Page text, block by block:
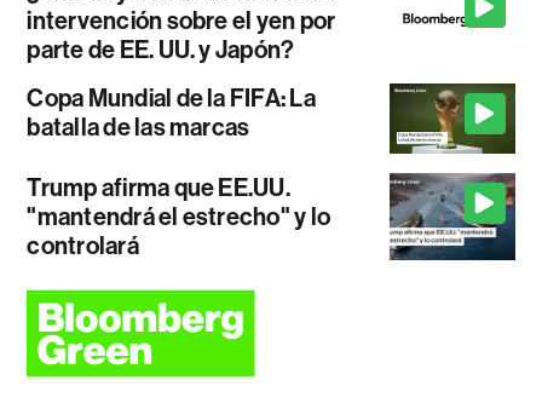
intervención sobre el yen por
parte de EE. UU. y Japón?
Copa Mundial de la FIFA: La
batalla de las marcas
Trump afirma que EE.UU.
"mantendrá el estrecho" y lo
controlará